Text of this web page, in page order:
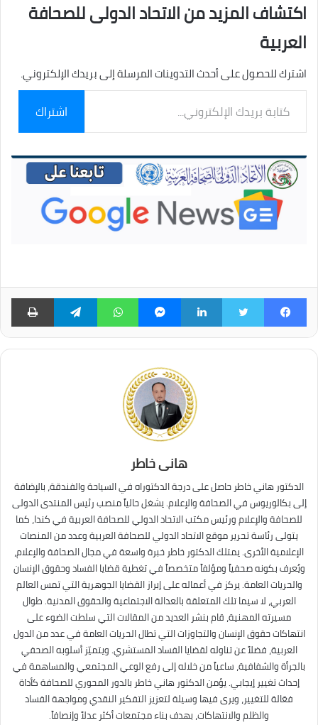
اكتشاف المزيد من الاتحاد الدولى للصحافة
العربية
اشترك للحصول على أحدث التدوينات المرسلة إلى بريدك الإلكتروني.
بريدك
الإلكتروني...
اشتراك
فيسبوك لينكدإن ماسنجر واتساب تيلقرام
هانى خاطر
الدكتور هاني خاطر حاصل على درجة الدكتوراه في السياحة والفندقة، بالإضافة
إلى بكالوريوس في الصحافة والإعلام. يشغل حالياً منصب رئيس المنتدى الدولى
للصحافة والإعلام ورئيس مكتب الاتحاد الدولي للصحافة العربية في كندا، كما
يتولى رئاسة تحرير موقع الاتحاد الدولي للصحافة العربية وعدد من المنصات
الإعلامية الأخرى. يمتلك الدكتور خاطر خبرة واسعة في مجال الصحافة والإعلام،
ويُعرف بكونه صحفياً ومؤلفاً متخصصاً في تغطية قضايا الفساد وحقوق الإنسان
والحريات العامة. يركز في أعماله على إبراز القضايا الجوهرية التي تمس العالم
العربي، لا سيما تلك المتعلقة بالعدالة الاجتماعية والحقوق المدنية. طوال
مسيرته المهنية، قام بنشر العديد من المقالات التي سلطت الضوء على
انتهاكات حقوق الإنسان والتجاوزات التي تطال الحريات العامة في عدد من الدول
العربية، فضلاً عن تناوله لقضايا الفساد المستشري. ويتميّز أسلوبه الصحفي
بالجرأة والشفافية، ساعياً من خلاله إلى رفع الوعي المجتمعي والمساهمة في
إحداث تغيير إيجابي. يؤمن الدكتور هاني خاطر بالدور المحوري للصحافة كأداة
فعّالة للتغيير، ويرى فيها وسيلة لتعزيز التفكير النقدي ومواجهة الفساد
والظلم والانتهاكات، بهدف بناء مجتمعات أكثر عدلاً وإنصافاً.